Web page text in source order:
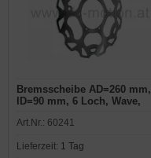
Bremsscheibe AD=260 mm,
ID=90 mm, 6 Loch, Wave,
Art.Nr.: 60241
Lieferzeit: 1 Tag